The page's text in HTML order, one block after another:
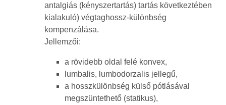
antalgiás (kényszertartás) tartás következtében
kialakuló) végtaghossz-különbség
kompenzálása.
Jellemzői:
a rövidebb oldal felé konvex,
lumbalis, lumbodorzalis jellegű,
a hosszkülönbség külső pótlásával
megszüntethető (statikus),